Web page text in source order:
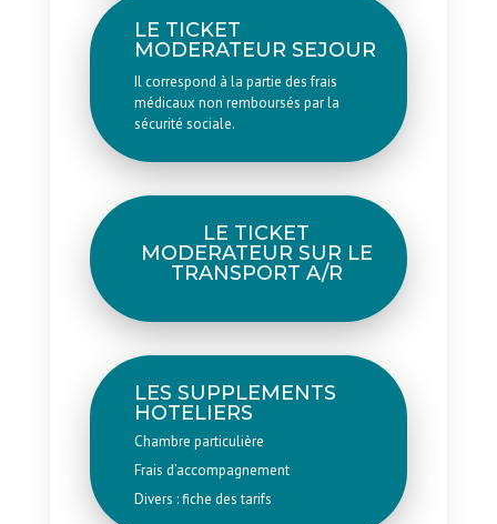
LE TICKET
MODERATEUR SEJOUR
Il correspond à la partie des frais
médicaux non remboursés par la
sécurité sociale.
LE TICKET
MODERATEUR SUR LE
TRANSPORT A/R
LES SUPPLEMENTS
HOTELIERS
Chambre particulière
Frais d’accompagnement
Divers : fiche des tarifs